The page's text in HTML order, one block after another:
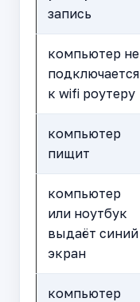
запись
компьютер не
подключается
к wifi роутеру
компьютер
пищит
компьютер
или ноутбук
выдаёт синий
экран
компьютер